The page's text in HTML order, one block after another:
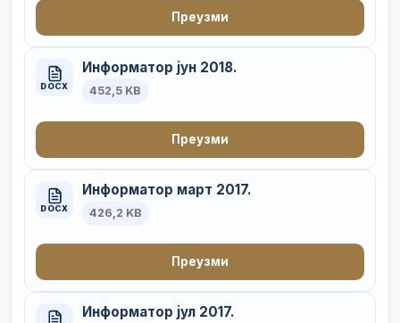
Преузми
DOCX
Информатор јун 2018.
452,5 KB
Преузми
DOCX
Информатор март 2017.
426,2 KB
Преузми
Информатор јул 2017.